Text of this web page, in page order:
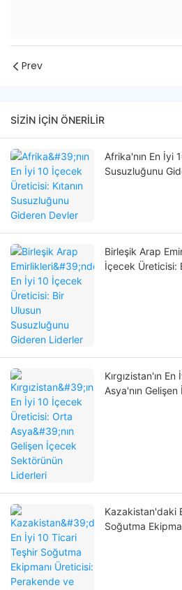
Prev
SIZIN IÇIN ÖNERILIR
Afrika'nın En İyi
Susuzluğunu
Birleşik Arap
İçecek Üreticisi:
Kırgızistan'ın
Asya'nın
Kazakistan'daki
Soğutma